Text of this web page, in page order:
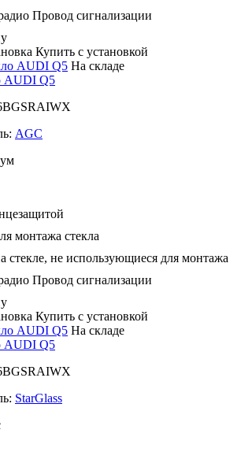
Провод сигнализации
Купить с установкой
На складе
AUDI Q5
AGC
монтажа стекла
стекле, не использующиеся для монтажа
Провод сигнализации
Купить с установкой
На складе
AUDI Q5
StarGlass